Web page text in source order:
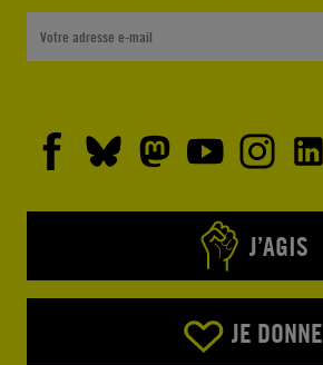
J’AGIS
JE DONNE